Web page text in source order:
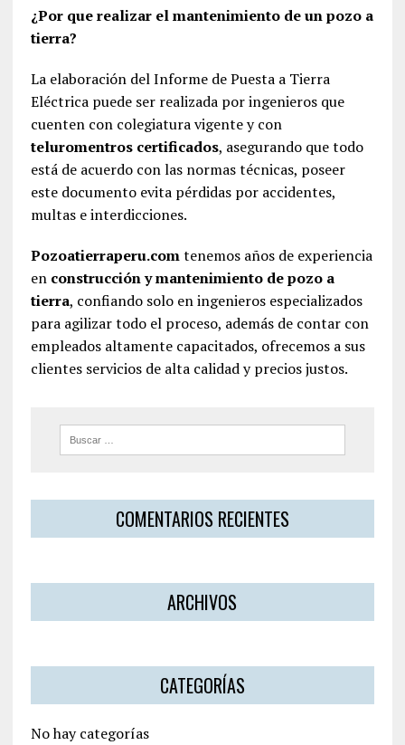
¿Por que realizar el mantenimiento de un pozo a
tierra?
La elaboración del Informe de Puesta a Tierra
Eléctrica puede ser realizada por ingenieros que
cuenten con colegiatura vigente y con
teluromentros certificados, asegurando que todo
está de acuerdo con las normas técnicas, poseer
este documento evita pérdidas por accidentes,
multas e interdicciones.
Pozoatierraperu.comtenemos años de experiencia
en construcción y mantenimiento de pozo a
tierra, confiando solo en ingenieros especializados
para agilizar todo el proceso, además de contar con
empleados altamente capacitados, ofrecemos a sus
clientes servicios de alta calidad y precios justos.
COMENTARIOS RECIENTES
ARCHIVOS
CATEGORÍAS
No hay categorías